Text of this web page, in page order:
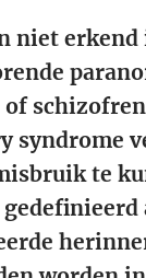
niet
syndrome
te